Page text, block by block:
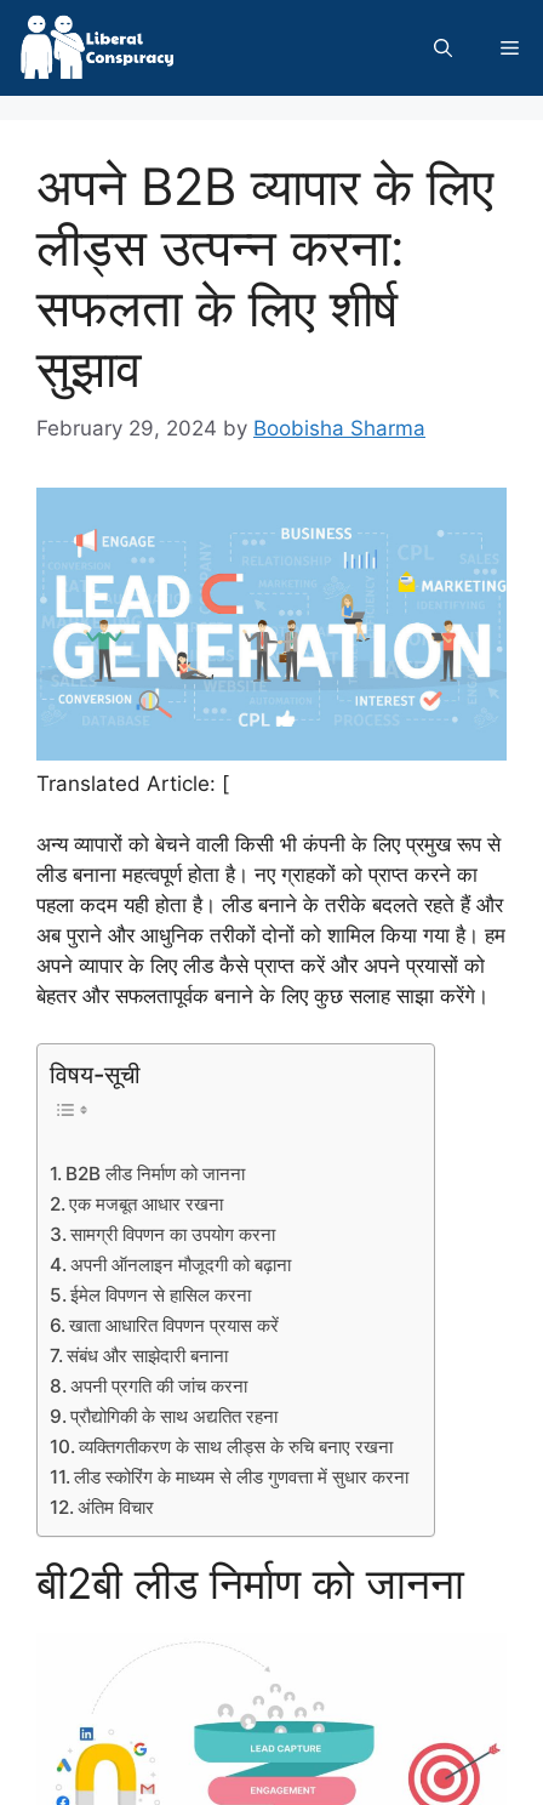
Skip
content
अपने B2B व्यापार के लिए
लीड्स उत्पन्न करना:
सफलता के लिए शीर्ष
सुझाव
February 29, 2024 by Boobisha Sharma
Translated Article: [
अन्य व्यापारों को बेचने वाली किसी भी कंपनी के लिए प्रमुख रूप से
लीड बनाना महत्वपूर्ण होता है। नए ग्राहकों को प्राप्त करने का
पहला कदम यही होता है। लीड बनाने के तरीके बदलते रहते हैं और
अब पुराने और आधुनिक तरीकों दोनों को शामिल किया गया है। हम
अपने व्यापार के लिए लीड कैसे प्राप्त करें और अपने प्रयासों को
बेहतर और सफलतापूर्वक बनाने के लिए कुछ सलाह साझा करेंगे।
विषय-सूची
B2B लीड निर्माण को जानना
एक मजबूत आधार रखना
सामग्री विपणन का उपयोग करना
अपनी ऑनलाइन मौजूदगी को बढ़ाना
ईमेल विपणन से हासिल करना
खाता आधारित विपणन प्रयास करें
संबंध और साझेदारी बनाना
अपनी प्रगति की जांच करना
प्रौद्योगिकी के साथ अद्यतित रहना
व्यक्तिगतीकरण के साथ लीड्स के रुचि बनाए रखना
लीड स्कोरिंग के माध्यम से लीड गुणवत्ता में सुधार करना
अंतिम विचार
बी2बी लीड निर्माण को जानना